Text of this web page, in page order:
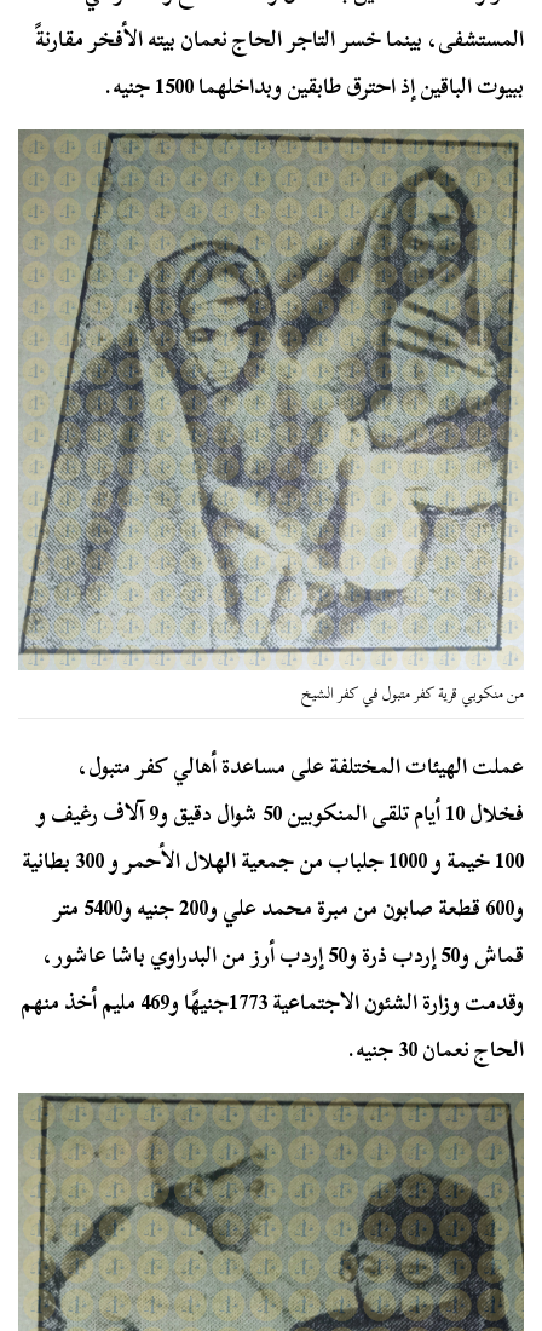
المستشفى، بينما خسر التاجر الحاج نعمان بيته الأفخر مقارنةً
ببيوت الباقين إذ احترق طابقين وبداخلهما 1500 جنيه.
من منكوبي قرية كفر متبول في كفر الشيخ
عملت الهيئات المختلفة على مساعدة أهالي كفر متبول،
فخلال 10 أيام تلقى المنكوبين 50 شوال دقيق و9 آلاف رغيف و
100 خيمة و 1000 جلباب من جمعية الهلال الأحمر و 300 بطانية
و600 قطعة صابون من مبرة محمد علي و200 جنيه و5400 متر
قماش و50 إردب ذرة و50 إردب أرز من البدراوي باشا عاشور،
وقدمت وزارة الشئون الاجتماعية 1773جنيهًا و469 مليم أخذ منهم
الحاج نعمان 30 جنيه.